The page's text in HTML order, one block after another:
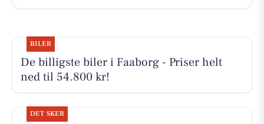
BILER
De billigste biler i Faaborg - Priser helt
ned til 54.800 kr!
DET SKER